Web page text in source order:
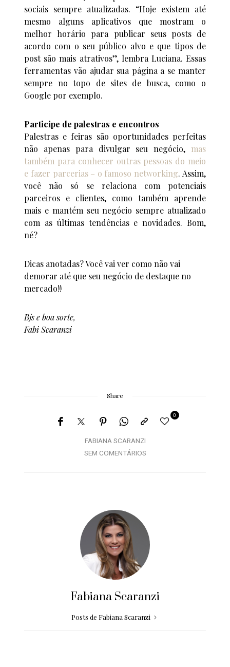
sociais sempre atualizadas. “Hoje existem até
mesmo alguns aplicativos que mostram o
melhor horário para publicar seus posts de
acordo com o seu público alvo e que tipos de
post são mais atrativos”, lembra Luciana. Essas
ferramentas vão ajudar sua página a se manter
sempre no topo de sites de busca, como o
Google por exemplo.
Participe de palestras e encontros
Palestras e feiras são oportunidades perfeitas
não apenas para divulgar seu negócio, mas
também para conhecer outras pessoas do meio
e fazer parcerias – o famoso networking. Assim,
você não só se relaciona com potenciais
parceiros e clientes, como também aprende
mais e mantém seu negócio sempre atualizado
com as últimas tendências e novidades. Bom,
né?
Dicas anotadas? Você vai ver como não vai
demorar até que seu negócio de destaque no
mercado!!
Bjs e boa sorte,
Fabi Scaranzi
Share
FABIANA SCARANZI
0
SEM COMENTÁRIOS
Fabiana Scaranzi
Posts de Fabiana Scaranzi